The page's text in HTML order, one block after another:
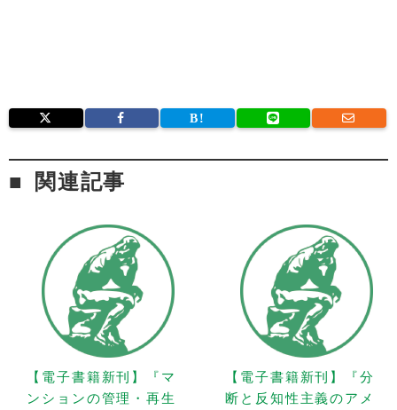
関連記事
【電子書籍新刊】『マ
ンションの管理・再生
【電子書籍新刊】『分
断と反知性主義のアメ